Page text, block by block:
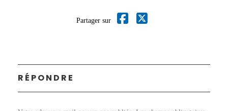
Partager sur
RÉPONDRE